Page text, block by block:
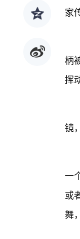
家
柄
挥
镜
一
或
舞